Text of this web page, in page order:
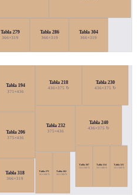
Tabla 279
366×319
Tabla 286
366×319
Tabla 304
366×319
Tabla 194
375×436
Tabla 206
375×436
Tabla 218
436×375 ↻
Tabla 230
436×375 ↻
Tabla 232
375×436
Tabla 240
436×375 ↻
Tabla 275
161×388 ↻
Tabla 282
161×388 ↻
Tabla 307
161×388 ↻
Tabla 314
161×388 ↻
Tabla 321
161×388 ↻
Tabla 318
366×319